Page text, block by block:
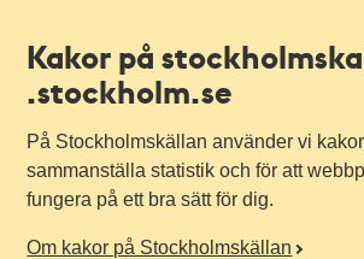
Kakor på
.stockholm.se
På Stockholmskällan använder vi
sammanställa statistik och för att
fungera på ett bra sätt för dig.
Om kakor på Stockholmskällan